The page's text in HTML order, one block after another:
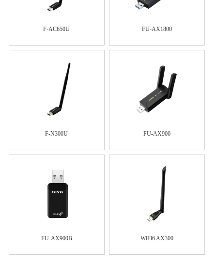
F-AC650U FU-AX1800
F-N300U FU-AX900
FU-AX900B WiFi6 AX300